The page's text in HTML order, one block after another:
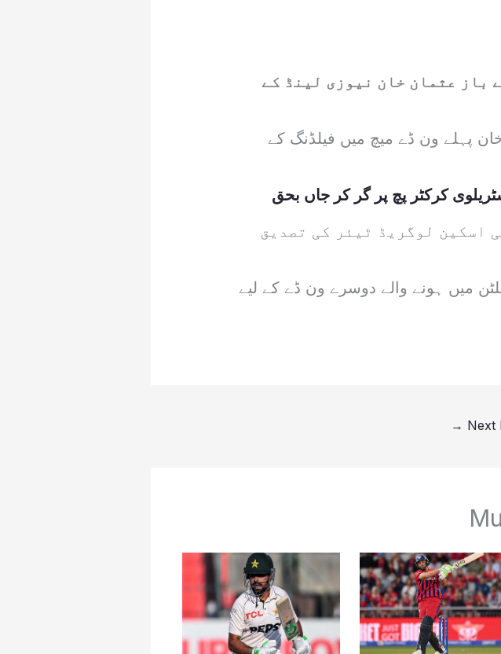
باز عثمان خان نیوزی لینڈ کے
پہلے ون ڈے میچ میں فیلڈنگ کے
کرکٹر پچ پر گر کر جاں بحق
اسکین لوگریڈ ٹیئر کی تصدیق
عثمان خان 2 اپریل کو ہیملٹن میں ہونے والے دوسرے ون ڈے کے لیے
Next
→